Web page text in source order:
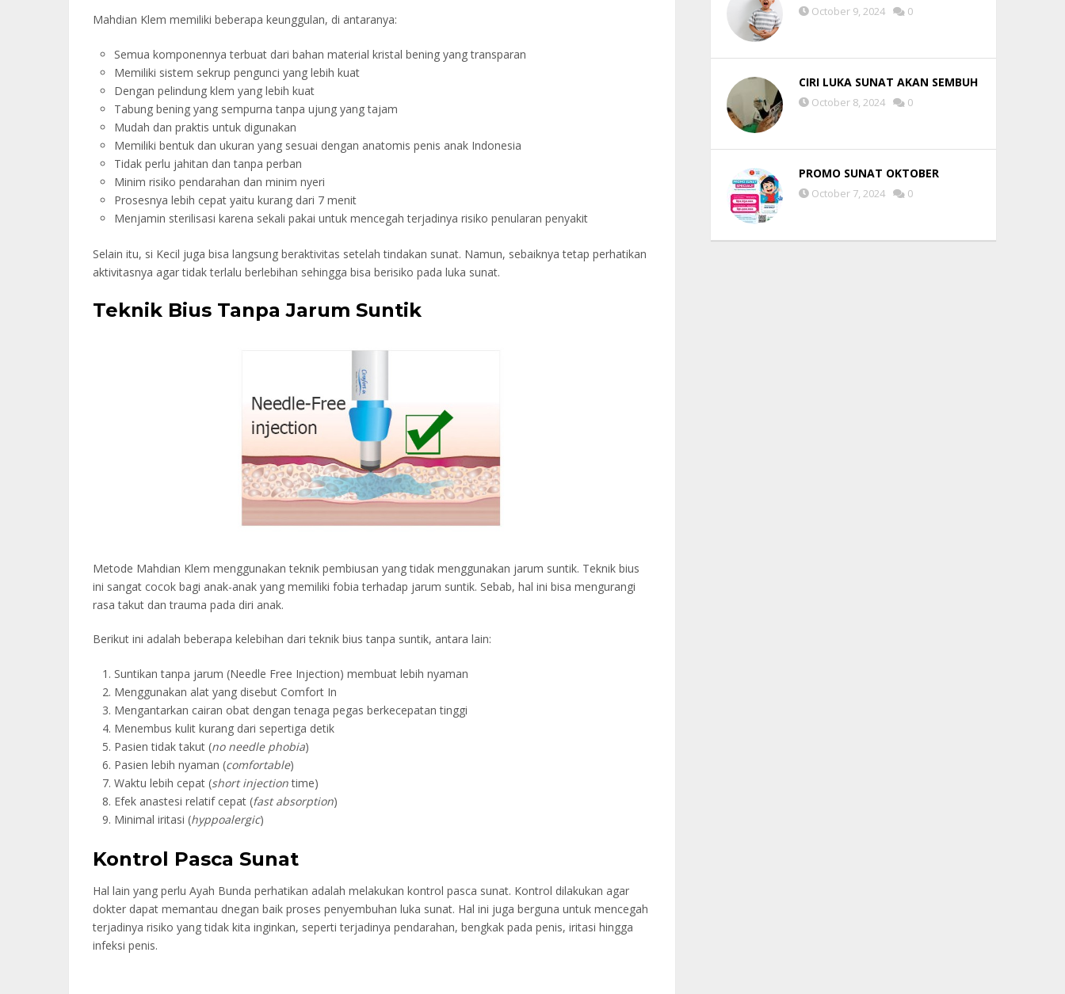
Mahdian Klem memiliki beberapa keunggulan, di antaranya:
Semua komponennya terbuat dari bahan material kristal bening yang transparan
Memiliki sistem sekrup pengunci yang lebih kuat
Dengan pelindung klem yang lebih kuat
Tabung bening yang sempurna tanpa ujung yang tajam
Mudah dan praktis untuk digunakan
Memiliki bentuk dan ukuran yang sesuai dengan anatomis penis anak Indonesia
Tidak perlu jahitan dan tanpa perban
Minim risiko pendarahan dan minim nyeri
Prosesnya lebih cepat yaitu kurang dari 7 menit
Menjamin sterilisasi karena sekali pakai untuk mencegah terjadinya risiko penularan penyakit
Selain itu, si Kecil juga bisa langsung beraktivitas setelah tindakan sunat. Namun, sebaiknya tetap perhatikan
aktivitasnya agar tidak terlalu berlebihan sehingga bisa berisiko pada luka sunat.
Teknik Bius Tanpa Jarum Suntik
Metode Mahdian Klem menggunakan teknik pembiusan yang tidak menggunakan jarum suntik. Teknik bius
ini sangat cocok bagi anak-anak yang memiliki fobia terhadap jarum suntik. Sebab, hal ini bisa mengurangi
rasa takut dan trauma pada diri anak.
Berikut ini adalah beberapa kelebihan dari teknik bius tanpa suntik, antara lain:
Suntikan tanpa jarum (Needle Free Injection) membuat lebih nyaman
Menggunakan alat yang disebut Comfort In
Mengantarkan cairan obat dengan tenaga pegas berkecepatan tinggi
Menembus kulit kurang dari sepertiga detik
Pasien tidak takut (no needle phobia)
Pasien lebih nyaman (comfortable)
Waktu lebih cepat (short injectiontime)
Efek anastesi relatif cepat (fast absorption)
Minimal iritasi (hyppoalergic)
Kontrol Pasca Sunat
Hal lain yang perlu Ayah Bunda perhatikan adalah melakukan kontrol pasca sunat. Kontrol dilakukan agar
dokter dapat memantau dnegan baik proses penyembuhan luka sunat. Hal ini juga berguna untuk mencegah
terjadinya risiko yang tidak kita inginkan, seperti terjadinya pendarahan, bengkak pada penis, iritasi hingga
infeksi penis.
October 9, 2024 0
CIRI LUKA SUNAT AKAN SEMBUH
October 8, 2024 0
PROMO SUNAT OKTOBER
October 7, 2024 0